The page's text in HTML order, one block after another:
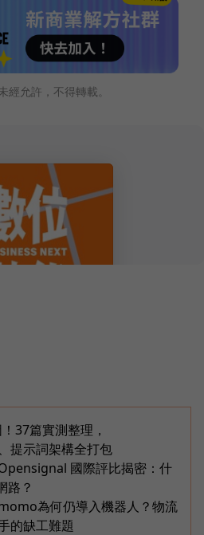
經允許，不得轉載。
37篇實測整理，
提示詞架構全打包
國際評比揭密：什
路？
為何仍導入機器人？物流
的缺工難題